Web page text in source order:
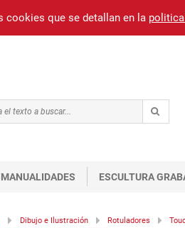
cookies que se detallan en la
MANUALIDADES ESCULTURA
Dibujo e Ilustración Rotuladores